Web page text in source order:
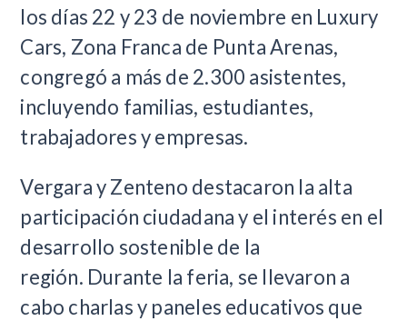
los días 22 y 23 de noviembre en Luxury
Cars, Zona Franca de Punta Arenas,
congregó a más de 2.300 asistentes,
incluyendo familias, estudiantes,
trabajadores y empresas.
Vergara y Zenteno destacaron la alta
participación ciudadana y el interés en el
desarrollo sostenible de la
región. Durante la feria, se llevaron a
cabo charlas y paneles educativos que